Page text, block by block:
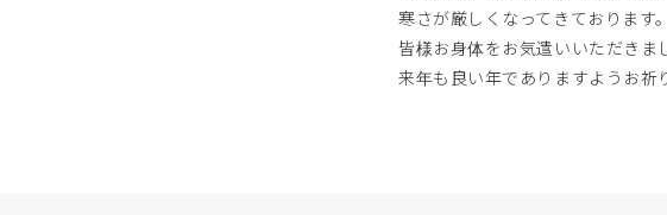
寒さが厳しくなってきております。
皆様お身体をお気遣いいただきま
来年も良い年でありますようお祈